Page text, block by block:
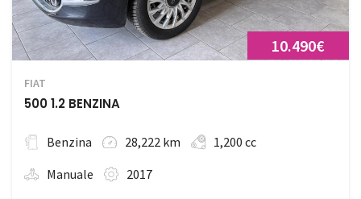
10.490€
FIAT
500 1.2 BENZINA
Benzina 28,222 km
1,200 cc
Manuale
2017